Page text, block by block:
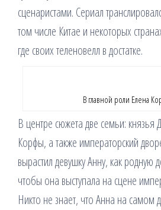
сценаристами. Сериал
том числе Китае и некоторых
где своих теленовелл в достатке.
В главной роли Елена
В центре сюжета две семьи: князья
Корфы, а также императорский
вырастил девушку Анну, как родную
чтобы она выступала на сцене
Никто не знает, что Анна на самом